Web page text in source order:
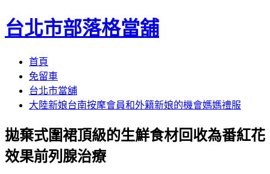
台北市部落格當舖
首頁
免留車
台北市當舖
大陸新娘台南按摩會員和外籍新娘的機會媽媽禮服
拋棄式圍裙頂級的生鮮食材回收為番紅花
效果前列腺治療